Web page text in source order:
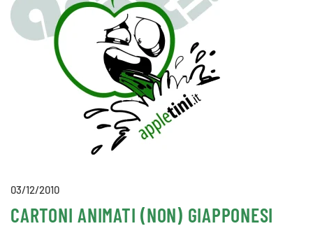
03/12/2010
CARTONI ANIMATI (NON) GIAPPONESI